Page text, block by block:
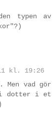
typen av
kl. 19:26
vad gör
dotter i et